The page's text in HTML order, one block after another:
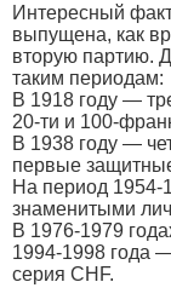
Интересный
выпущена, как
вторую партию.
таким периодам:
В 1918 году —
20-ти и 100-
В 1938 году —
первые
На период 1954-
знаменитыми
В 1976-1979
1994-1998 года
серия CHF.